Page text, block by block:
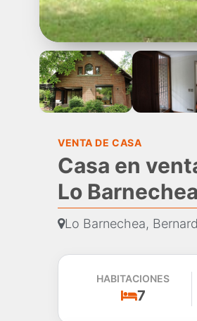
VENTA DE CASA
Casa en
Lo Barnechea
Lo Barnechea,
HABITACIONES
7